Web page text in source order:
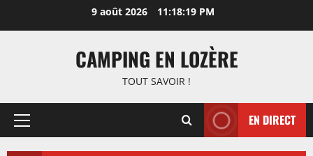
9 août 2026 11:18:19 PM
CAMPING EN LOZÈRE
TOUT SAVOIR !
Menu
EN DIRECT